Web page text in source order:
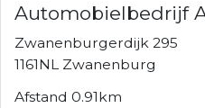
Automobielbedrijf
Zwanenburgerdijk 295
1161NL Zwanenburg
Afstand 0.91km